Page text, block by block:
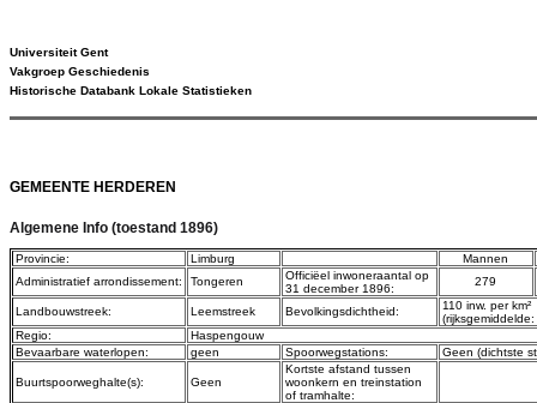
Universiteit Gent
Vakgroep Geschiedenis
Historische Databank Lokale Statistieken
GEMEENTE HERDEREN
Algemene Info (toestand 1896)
Provincie: Limburg
Mannen
Administratief arrondissement:
Tongeren
Officiëel inwoneraantal op
31 december 1896:
279
Landbouwstreek: Leemstreek Bevolkingsdichtheid:
110 inw. per km²
Regio:
Haspengouw
Bevaarbare waterlopen:
geen Spoorwegstations: Geen (dichtste
Buurtspoorweghalte(s): Geen
Kortste afstand tussen
woonkern en treinstation
of tramhalte: